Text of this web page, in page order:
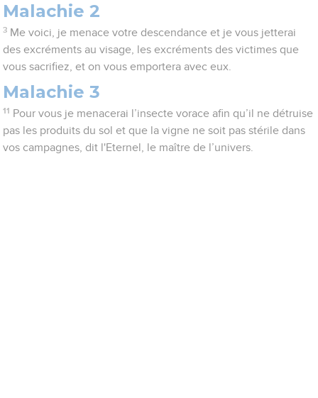
Malachie 2
3 Me voici, je menace votre descendance et je vous jetterai
des excréments au visage, les excréments des victimes que
vous sacrifiez, et on vous emportera avec eux.
Malachie 3
11 Pour vous je menacerai l’insecte vorace afin qu’il ne détruise
pas les produits du sol et que la vigne ne soit pas stérile dans
vos campagnes, dit l'Eternel, le maître de l’univers.